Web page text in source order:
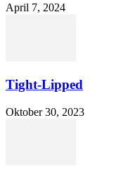
April 7, 2024
Tight-Lipped
Oktober 30, 2023